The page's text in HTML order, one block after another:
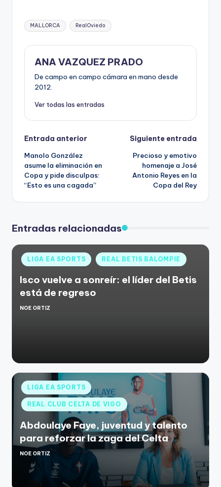
MALLORCA RealOviedo
ANA VAZQUEZ PRADO
De campo en campo cámara en mano desde
2012.
Ver todas las entradas
Entrada anterior
Manolo González
asume la eliminación en
Copa y pide disculpas:
“Esto es una cagada”
Siguiente entrada
Precioso y emotivo
homenaje a José
Antonio Reyes en la
Copa del Rey
Entradas relacionadas
LIGA EA SPORTS REAL BETIS BALOMPIE
Isco vuelve a sonreír: el líder del Betis
está de regreso
NOE ORTIZ
LIGA EA SPORTS
REAL CLUB CELTA DE VIGO
Abdoulaye Faye, juventud y talento
para reforzar la zaga del Celta
NOE ORTIZ